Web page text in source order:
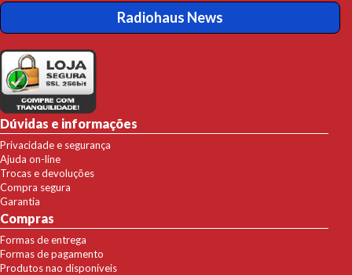
Radiohaus News
Dúvidas e informações
Privacidade e segurança
Ajuda on-line
Trocas e devoluções
Compra segura
Garantia
Compras
Formas de entrega
Formas de pagamento
Produtos nao disponíveis